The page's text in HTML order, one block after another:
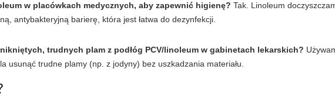
w placówkach medycznych, aby zapewnić higienę? Tak. Linoleum
antybakteryjną barierę, która jest łatwa do dezynfekcji.
trudnych plam z podłóg PCV/linoleum w gabinetach lekarskich?
usunąć trudne plamy (np. z jodyny) bez uszkadzania materiału.